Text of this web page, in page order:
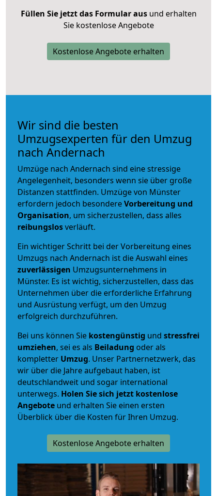
Füllen Sie jetzt das Formular ausund erhalten
Sie kostenlose Angebote
Kostenlose Angebote erhalten
Wir sind die besten
Umzugsexperten für den Umzug
nach Andernach
Umzüge nach Andernach sind eine stressige
Angelegenheit, besonders wenn sie über große
Distanzen stattfinden. Umzüge von Münster
erfordern jedoch besondereVorbereitung und
Organisation, um sicherzustellen, dass alles
reibungslosverläuft.
Ein wichtiger Schritt bei der Vorbereitung eines
Umzugs nach Andernach ist die Auswahl eines
zuverlässigen Umzugsunternehmens in
Münster. Es ist wichtig, sicherzustellen, dass das
Unternehmen über die erforderliche Erfahrung
und Ausrüstung verfügt, um den Umzug
erfolgreich durchzuführen.
Bei uns können Sie kostengünstig und stressfrei
umziehen, sei es als Beiladung oder als
kompletter Umzug. Unser Partnernetzwerk, das
wir über die Jahre aufgebaut haben, ist
deutschlandweit und sogar international
unterwegs. Holen Sie sich jetzt kostenlose
Angebote und erhalten Sie einen ersten
Überblick über die Kosten für Ihren Umzug.
Kostenlose Angebote erhalten